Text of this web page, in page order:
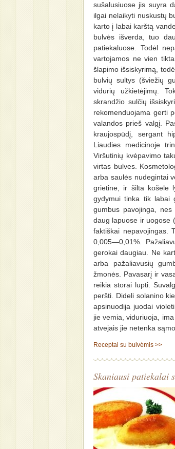
sušalusiuose jis suyra
ilgai nelaikyti nuskustų
karto į labai karštą
bulvės išverda, tuo
patiekaluose. Todėl
vartojamos ne vien
šlapimo išsiskyrimą,
bulvių sultys (šviežių
vidurių užkietėjimų.
skrandžio sulčių
rekomenduojama gerti
valandos prieš valgį.
kraujospūdį, sergant
Liaudies medicinoje
Viršutinių kvėpavimo
virtas bulves.
arba saulės nudegintai
grietine, ir šilta košele
gydymui tinka tik labai
gumbus pavojinga,
daug lapuose ir uogose
faktiškai nepavojingas.
0,005—0,01%.
gerokai daugiau. Ne
arba pažaliavusių
žmonės. Pavasarį ir
reikia storai lupti.
peršti. Dideli solanino
apsinuodija juodai
jie vemia, viduriuoja,
atvejais jie netenka
Receptai su bulvėmis >>
Skaniausi patiekalai